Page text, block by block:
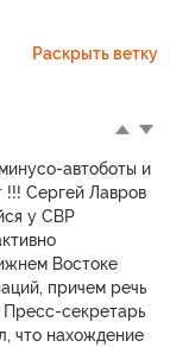
Раскрыть ветку
автоботы и
!!! Сергей Лавров
у СВР
Востоке
причем речь
Пресс-секретарь
что нахождение